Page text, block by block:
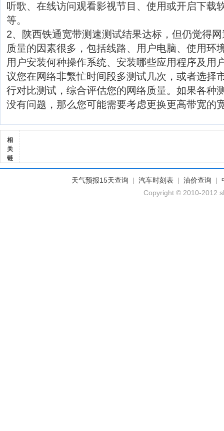
听歌、在线访问观看影视节目、使用或开启下载
等。
2、陕西铁通宽带测速测试结果达标，但仍觉得
质量的因素很多，包括线路、用户电脑、使用环
用户安装何种操作系统、安装哪些应用程序及用
议您在网络非繁忙时间段多测试几次，或者选择
行对比测试，综合评估您的网络质量。如果各种
没有问题，那么您可能需要考虑更换更高带宽的
相
关
链
天气预报15天查询 | 汽车时刻表 | 油价查询 |
Copyright © 2010-2012